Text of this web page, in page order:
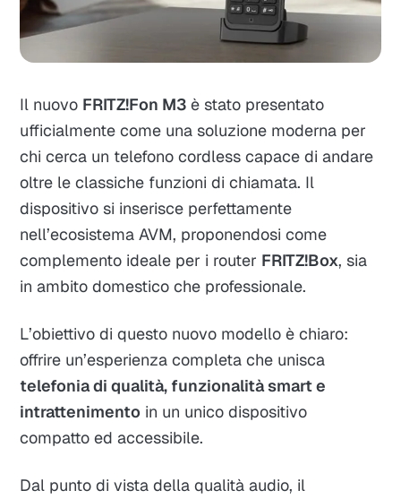
Il nuovo FRITZ!Fon M3 è stato presentato
ufficialmente come una soluzione moderna per
chi cerca un telefono cordless capace di andare
oltre le classiche funzioni di chiamata. Il
dispositivo si inserisce perfettamente
nell’ecosistema AVM, proponendosi come
complemento ideale per i router FRITZ!Box, sia
in ambito domestico che professionale.
L’obiettivo di questo nuovo modello è chiaro:
offrire un’esperienza completa che unisca
telefonia di qualità, funzionalità smart e
intrattenimento in un unico dispositivo
compatto ed accessibile.
Dal punto di vista della qualità audio, il